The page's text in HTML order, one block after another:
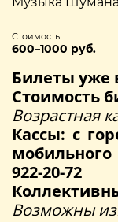
Стоимость
600–1000 руб.
Билеты уже
Стоимость
Возрастная
Кассы: с
мобильного
922-20-72
Возможны